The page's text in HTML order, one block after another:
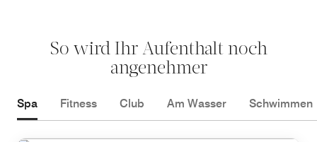
So wird Ihr Aufenthalt noch
angenehmer
Spa Fitness Club Am Wasser Schwimmen